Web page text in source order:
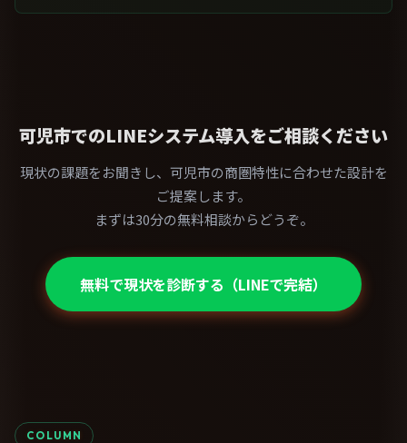
可児市でのLINEシステム導入をご相談ください
現状の課題をお聞きし、可児市の商圏特性に合わせた設計を
ご提案します。
まずは30分の無料相談からどうぞ。
無料で現状を診断する（LINEで完結）
COLUMN